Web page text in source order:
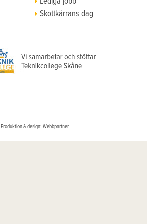
Skottkärrans dag
Produktion & design: Webbpartner